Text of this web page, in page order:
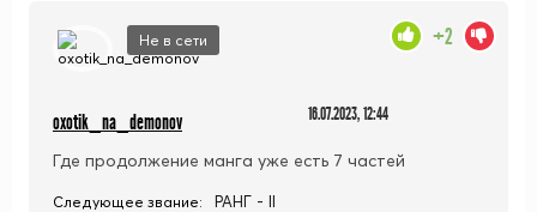
Не в сети
oxotik_na_demonov 16.07.2023, 12:44
Где продолжение манга уже есть 7 частей
+2
Следующее звание: РАНГ - II